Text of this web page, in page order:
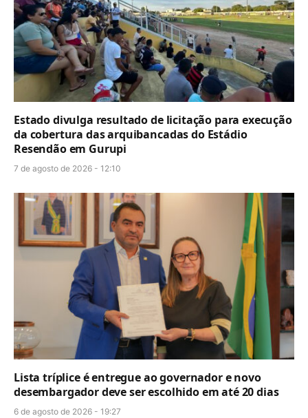
Estado divulga resultado de licitação para execução
da cobertura das arquibancadas do Estádio
Resendão em Gurupi
7 de agosto de 2026 - 12:10
Lista tríplice é entregue ao governador e novo
desembargador deve ser escolhido em até 20 dias
6 de agosto de 2026 - 19:27